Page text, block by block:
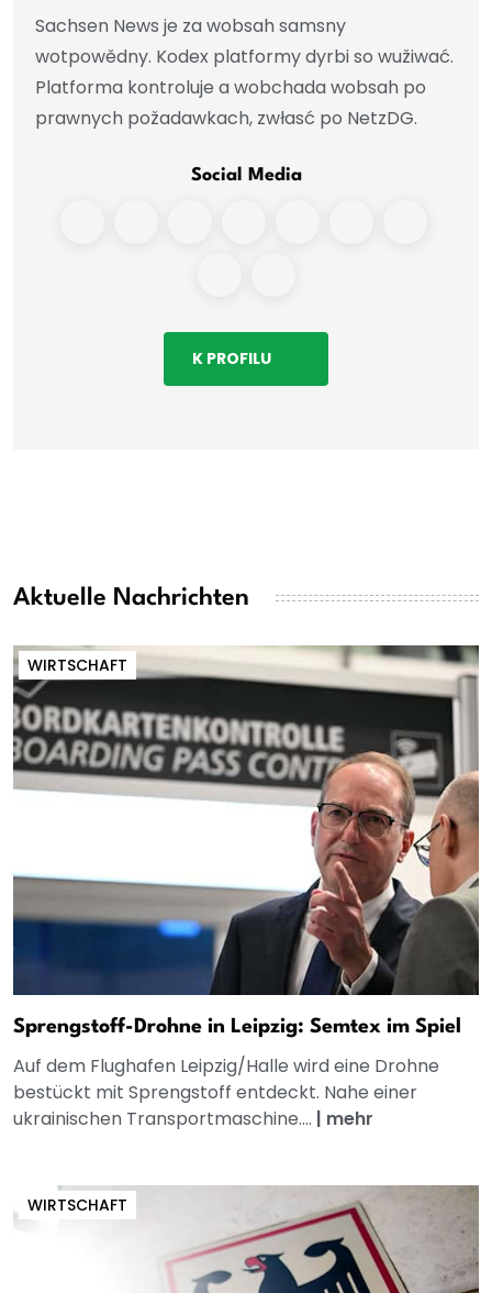
Sachsen News je za wobsah samsny
wotpowědny. Kodex platformy dyrbi so wužiwać.
Platforma kontroluje a wobchada wobsah po
prawnych požadawkach, zwłasć po NetzDG.
Social Media
K PROFILU
Aktuelle Nachrichten
WIRTSCHAFT
Sprengstoff-Drohne in Leipzig: Semtex im Spiel
Auf dem Flughafen Leipzig/Halle wird eine Drohne
bestückt mit Sprengstoff entdeckt. Nahe einer
ukrainischen Transportmaschine.... | mehr
WIRTSCHAFT